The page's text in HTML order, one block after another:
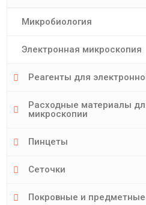
Микробиология
Электронная микроскопия
Реагенты для
Расходные материалы
микроскопии
Пинцеты
Сеточки
Покровные и предметные